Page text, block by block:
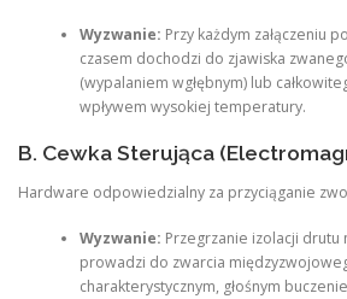
Wyzwanie: Przy każdym załączeniu
czasem dochodzi do zjawiska
(wypalaniem wgłębnym) lub
wpływem wysokiej temperatury.
B. Cewka Sterująca
Hardware odpowiedzialny za przyciąganie
Wyzwanie: Przegrzanie izolacji
prowadzi do zwarcia
charakterystycznym, głośnym